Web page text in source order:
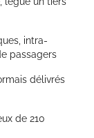
intra-
passagers
délivrés
de 210